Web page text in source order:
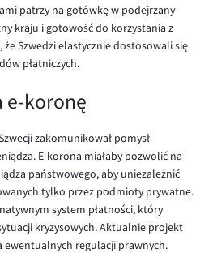
patrzy na gotówkę w podejrzany
kraju i gotowość do korzystania z
że Szwedzi elastycznie dostosowali się
płatniczych.
e-koronę
zakomunikował pomysł
E-korona miałaby pozwolić na
państwowego, aby uniezależnić
tylko przez podmioty prywatne.
system płatności, który
kryzysowych. Aktualnie projekt
ewentualnych regulacji prawnych.